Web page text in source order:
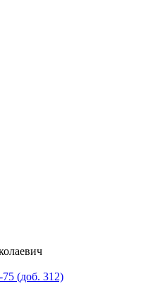
(доб. 312)